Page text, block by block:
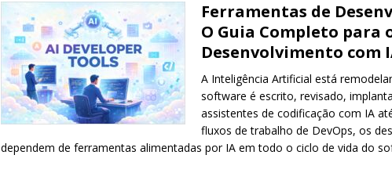
Ferramentas de
O Guia Completo para
Desenvolvimento com
A Inteligência Artificial está
software é escrito, revisado,
assistentes de codificação com IA
fluxos de trabalho de DevOps, os
dependem de ferramentas alimentadas por IA em todo o ciclo de vida do